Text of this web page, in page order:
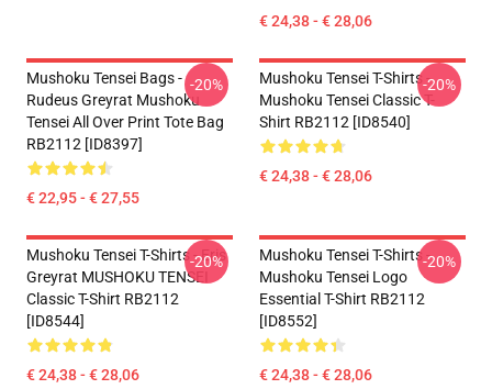
€ 24,38 - € 28,06
Mushoku Tensei Bags -
Rudeus Greyrat Mushoku
Tensei All Over Print Tote Bag
RB2112 [ID8397]
€ 22,95 - € 27,55
-20%
Mushoku Tensei T-Shirts -
Mushoku Tensei Classic T-
Shirt RB2112 [ID8540]
€ 24,38 - € 28,06
-20%
Mushoku Tensei T-Shirts - Eris
Greyrat MUSHOKU TENSEI
Classic T-Shirt RB2112
[ID8544]
€ 24,38 - € 28,06
-20%
Mushoku Tensei T-Shirts -
Mushoku Tensei Logo
Essential T-Shirt RB2112
[ID8552]
€ 24,38 - € 28,06
-20%